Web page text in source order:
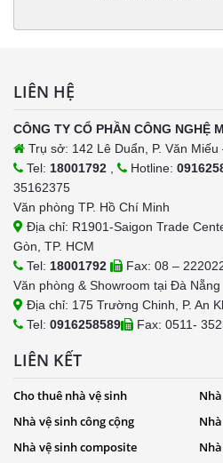
LIÊN HỆ
CÔNG TY CỔ PHẦN CÔNG NGHỆ
Trụ sở: 142 Lê Duẩn, P. Văn
Tel: 18001792 , Hotline:
35162375
Văn phòng TP. Hồ Chí Minh
Địa chỉ: R1901-Saigon Trade
Gòn, TP. HCM
Tel: 18001792
Fax: 08 –
Văn phòng & Showroom tại Đà Nẵng
Địa chỉ: 175 Trường Chinh, P. An
Tel: 0916258589 Fax: 0511-
LIÊN KẾT
Cho thuê nhà vệ sinh
Nhà vệ sinh công cộng
Nhà vệ sinh composite